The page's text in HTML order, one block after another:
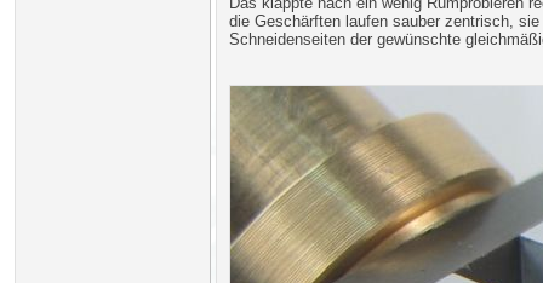
die Geschärften laufen sauber zentrisch,
Schneidenseiten der gewünschte